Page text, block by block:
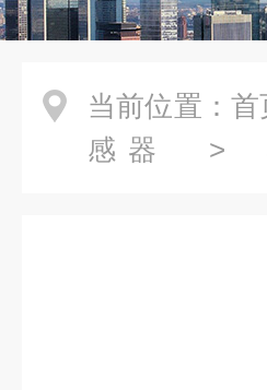
当前位置： 首
感器
>